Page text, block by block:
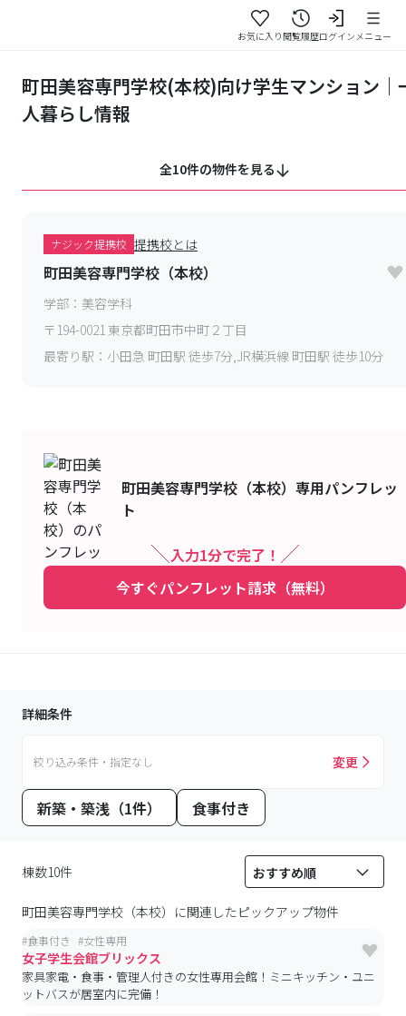
お気に入り閲覧履歴ログインメニュー
町田美容専門学校(本校)向け学生マンション｜
人暮らし情報
全10件の物件を見る
ナジック提携校 提携校とは
町田美容専門学校（本校）
学部： 美容学科
〒 194-0021東京都町田市中町２丁目
最寄り駅： 小田急 町田駅 徒歩7分,JR横浜線 町田駅 徒歩10分
町田美容専門学校（本校） 専用パンフレッ
ト
入力1分で完了！
今すぐパンフレット請求（無料）
詳細条件
絞り込み条件・指定なし 変更
新築・築浅（1件） 食事付き
棟数10件
町田美容専門学校（本校） に関連したピックアップ物件
#食事付き #女性専用
女子学生会館ブリックス
家具家電・食事・管理人付きの女性専用会館！ミニキッチン・ユニ
ットバスが居室内に完備！